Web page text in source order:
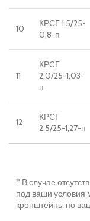
10
КРСГ 1,5/25-
0,8-п
11
КРСГ
2,0/25-1,03-
п
12
КРСГ
2,5/25-1,27-п
* В случае
под ваши условия
кронштейны по